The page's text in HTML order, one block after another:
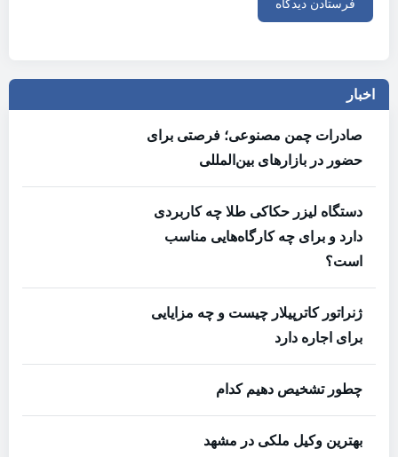
اخبار
صادرات چمن مصنوعی؛ فرصتی برای
حضور در بازارهای بین‌المللی
دستگاه لیزر حکاکی طلا چه کاربردی
دارد و برای چه کارگاه‌هایی مناسب
است؟
ژنراتور کاترپیلار چیست و چه مزایایی
برای اجاره دارد
چطور تشخیص دهیم کدام
بهترین وکیل ملکی در مشهد